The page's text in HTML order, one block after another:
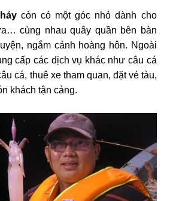
còn có một góc nhỏ dành cho
cùng nhau quây quần bên bàn
ngắm cảnh hoàng hôn. Ngoài
cấp các dịch vụ khác như câu cá
cá, thuê xe tham quan, đặt vé tàu,
khách tận cảng.